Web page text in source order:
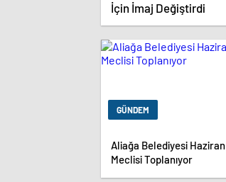
İçin İmaj Değiştirdi
GÜNDEM
Aliağa Belediyesi Haziran
Meclisi Toplanıyor